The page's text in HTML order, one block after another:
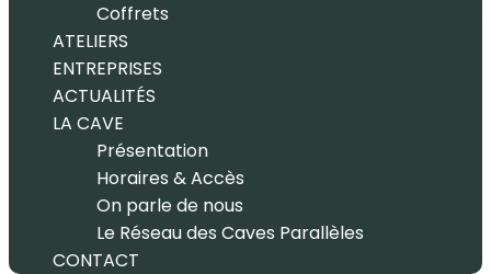
Coffrets
ATELIERS
ENTREPRISES
ACTUALITÉS
LA CAVE
Présentation
Horaires & Accès
On parle de nous
Le Réseau des Caves Parallèles
CONTACT